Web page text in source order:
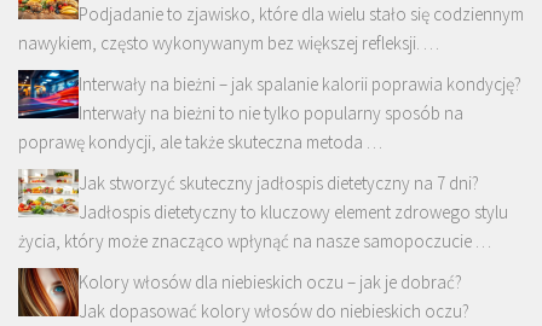
Podjadanie to zjawisko, które dla wielu stało się codziennym
nawykiem, często wykonywanym bez większej refleksji. …
Interwały na bieżni – jak spalanie kalorii poprawia kondycję?
Interwały na bieżni to nie tylko popularny sposób na
poprawę kondycji, ale także skuteczna metoda …
Jak stworzyć skuteczny jadłospis dietetyczny na 7 dni?
Jadłospis dietetyczny to kluczowy element zdrowego stylu
życia, który może znacząco wpłynąć na nasze samopoczucie …
Kolory włosów dla niebieskich oczu – jak je dobrać?
Jak dopasować kolory włosów do niebieskich oczu?